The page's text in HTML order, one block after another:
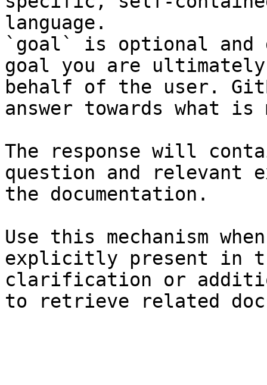
language.
`goal` is optional and
goal you are
behalf of the user.
answer towards what
The response will
question and relevant
the documentation.
Use this mechanism
explicitly present in
clarification or